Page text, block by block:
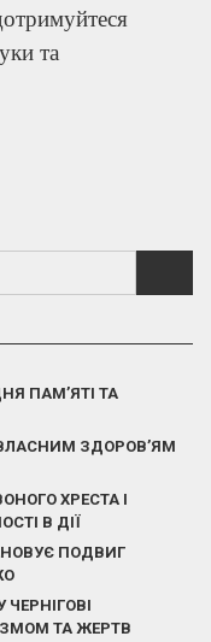
та
ПАМ’ЯТІ ТА
ЗДОРОВ’ЯМ
ХРЕСТА І
В ДІЇ
ПОДВИГ
ТА ЖЕРТВ